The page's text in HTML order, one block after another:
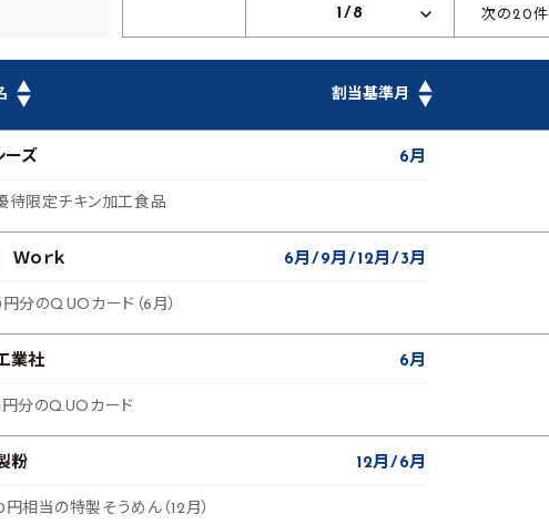
1/8 次の20件
▲
▼
▲
割当基準月 ▼
ーズ 6月
待限定チキン加工食品
Ｗｏｒｋ 6月 9月 12月 3月
円分のQUOカード（6月）
業社 6月
円分のQUOカード
粉 12月 6月
相当の特製そうめん（12月）